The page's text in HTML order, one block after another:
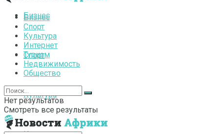
Бизнес
Спорт
Культура
Бизнес
Спорт
Культура
Интернет
Туризм
Недвижимость
Общество
Нет результатов
Смотреть все результаты